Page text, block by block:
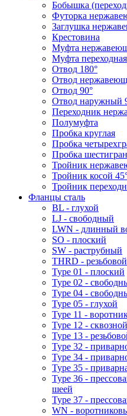
Бобышка
Футорка
Заглушка
Крестовина
Муфта
Муфта переходная
Отвод 180°
Отвод
Отвод 90°
Отвод наружный
Переходник
Полумуфта
Пробка круглая
Пробка
Пробка
Тройник
Тройник косой
Тройник
Фланцы сталь
BL - глухой
LJ - свободный
LWN - длинный
SO - плоский
SW - раструбный
THRD - резьбовой
Type 01 - плоский
Type 02 -
Type 04 -
Type 05 - глухой
Type 11 -
Type 12 - сквозной
Type 13 -
Type 32 -
Type 34 -
Type 35 -
Type 36 -
шеей
Type 37 -
WN -